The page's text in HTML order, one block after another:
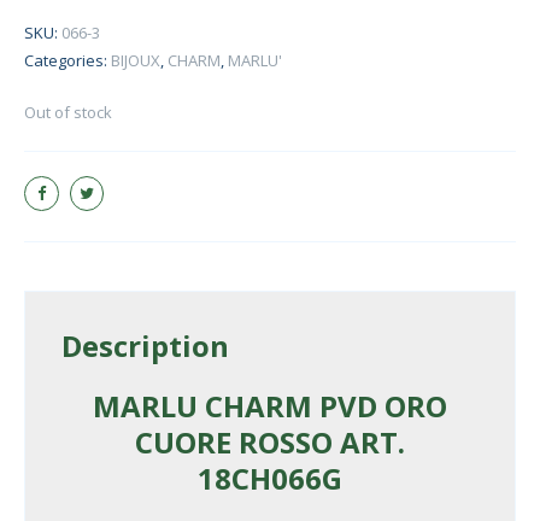
SKU: 066-3
Categories: BIJOUX, CHARM, MARLU'
Out of stock
Description
MARLU CHARM PVD ORO
CUORE ROSSO ART.
18CH066G